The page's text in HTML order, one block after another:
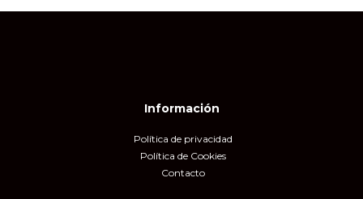
Información
Política de privacidad
Política de Cookies
Contacto